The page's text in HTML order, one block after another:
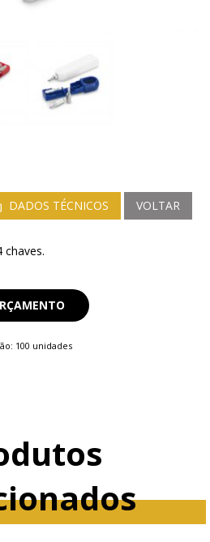
DADOS TÉCNICOS VOLTAR
100 unidades